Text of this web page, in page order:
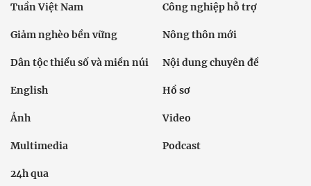
Tuần Việt Nam Công nghiệp hỗ trợ
Giảm nghèo bền vững Nông thôn mới
Dân tộc thiểu số và miền núi Nội dung chuyên đề
English Hồ sơ
Ảnh Video
Multimedia Podcast
24h qua